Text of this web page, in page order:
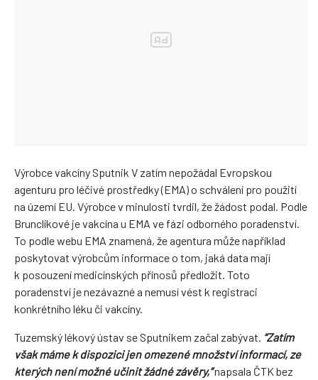
Výrobce vakcíny Sputnik V zatím nepožádal Evropskou
agenturu pro léčivé prostředky (EMA) o schválení pro použití
na území EU. Výrobce v minulosti tvrdil, že žádost podal. Podle
Brunclíkové je vakcína u EMA ve fázi odborného poradenství.
To podle webu EMA znamená, že agentura může například
poskytovat výrobcům informace o tom, jaká data mají
k posouzení medicínských přínosů předložit. Toto
poradenství je nezávazné a nemusí vést k registraci
konkrétního léku či vakcíny.
Tuzemský lékový ústav se Sputnikem začal zabývat. “Zatím
však máme k dispozici jen omezené množství informací, ze
kterých není možné učinit žádné závěry,”napsala ČTK bez